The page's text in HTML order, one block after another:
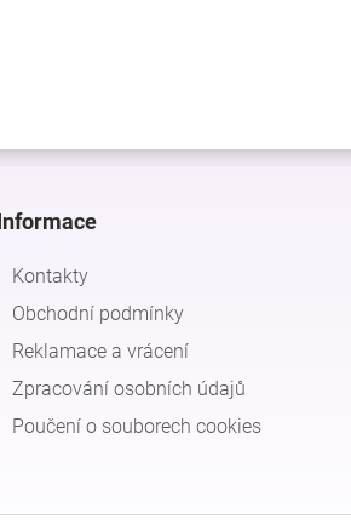
Kontakty
Obchodní podmínky
Reklamace a vrácení
Zpracování osobních údajů
Poučení o souborech cookies